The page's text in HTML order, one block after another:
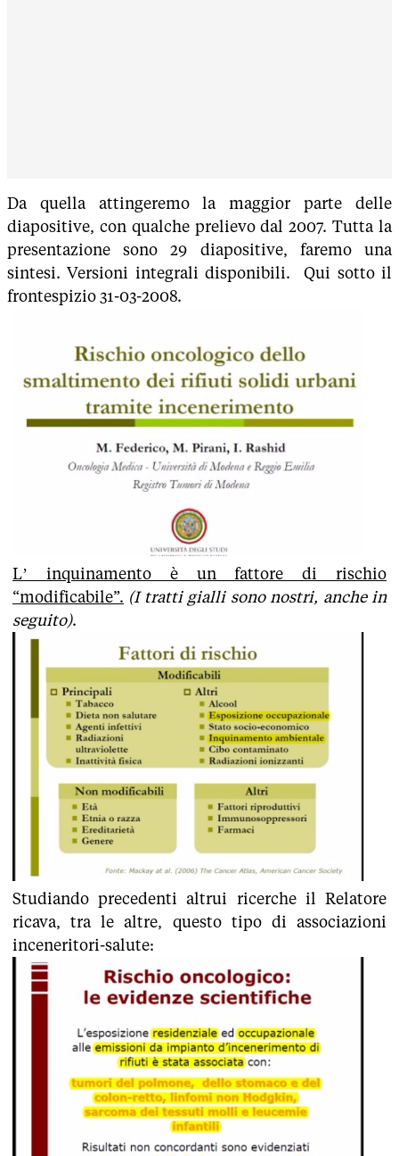
Da quella attingeremo la maggior parte delle
diapositive, con qualche prelievo dal 2007. Tutta la
presentazione sono 29 diapositive, faremo una
sintesi. Versioni integrali disponibili. Qui sotto il
frontespizio 31-03-2008.
L’ inquinamento è un fattore di rischio
“modificabile”. (I tratti gialli sono nostri, anche in
seguito).
Studiando precedenti altrui ricerche il Relatore
ricava, tra le altre, questo tipo di associazioni
inceneritori-salute: